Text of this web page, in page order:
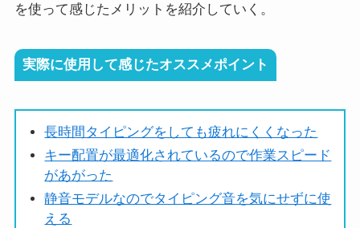
を使って感じたメリットを紹介していく。
実際に使用して感じたオススメポイント
長時間タイピングをしても疲れにくくなった
キー配置が最適化されているので作業スピード
があがった
静音モデルなのでタイピング音を気にせずに使
える